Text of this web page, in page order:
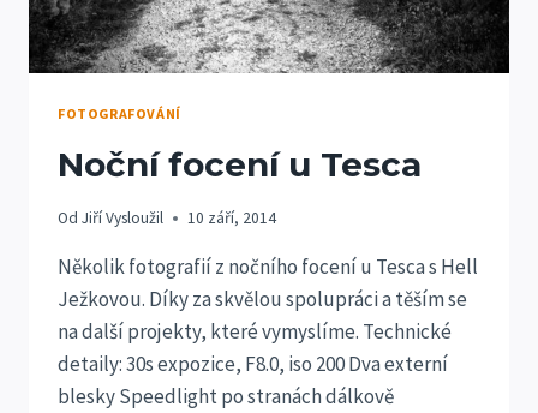
FOTOGRAFOVÁNÍ
Noční focení u Tesca
Od Jiří Vysloužil 10 září, 2014
Několik fotografií z nočního focení u Tesca s Hell
Ježkovou. Díky za skvělou spolupráci a těším se
na další projekty, které vymyslíme. Technické
detaily: 30s expozice, F8.0, iso 200 Dva externí
blesky Speedlight po stranách dálkově